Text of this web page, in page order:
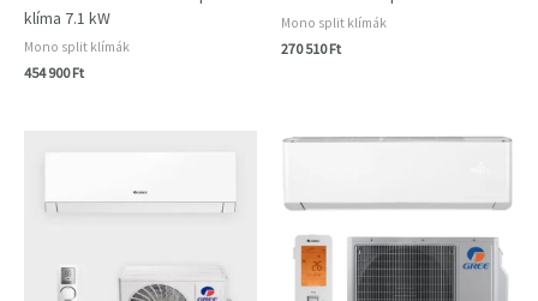
klíma 7.1 kW
Mono split klímák
454 900Ft
Mono split klímák
270 510Ft